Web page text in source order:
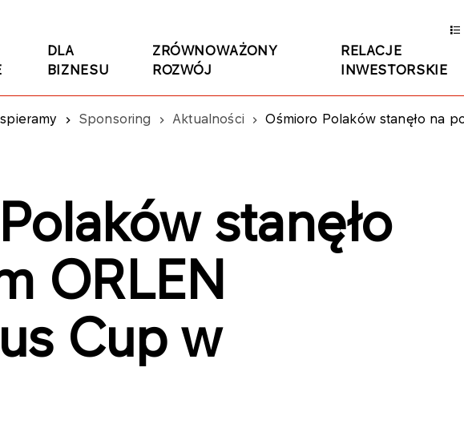
DLA
BIZNESU
ZRÓWNOWAŻONY
ROZWÓJ
RELACJE
INWESTORSKIE
Sponsoring Aktualności Ośmioro Polaków stanęło na
stanęło
ORLEN
Cup w